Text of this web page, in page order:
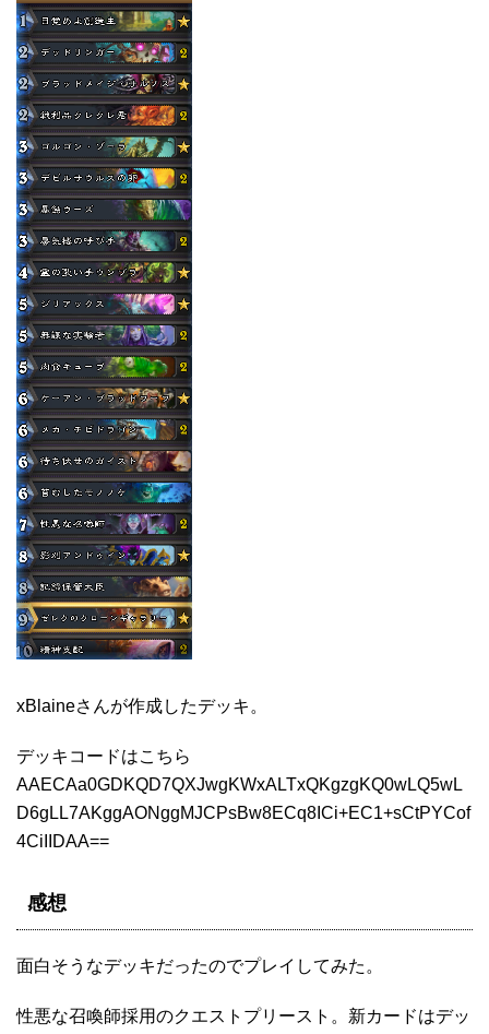
xBlaineさんが作成したデッキ。
デッキコードはこちら
AAECAa0GDKQD7QXJwgKWxALTxQKgzgKQ0wLQ5wL
D6gLL7AKggAONggMJCPsBw8ECq8ICi+EC1+sCtPYCof
4CiIIDAA==
感想
面白そうなデッキだったのでプレイしてみた。
性悪な召喚師採用のクエストプリースト。新カードはデッ